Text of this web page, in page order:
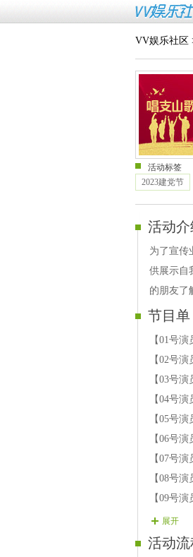
VV娱乐社区
活动标签
2023建党节
活动介
为了宣传
供展示自
的朋友了
节目单
【01号
【02号
【03号
【04号
【05号
【06号
【07号
【08号
【09号
【10号
展开
活动流